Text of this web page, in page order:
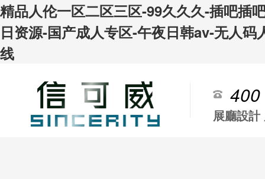
精品人伦一区二区三区-99久久久-插吧插
日资源-国产成人专区-午夜日韩av-无人
线
展廳設計